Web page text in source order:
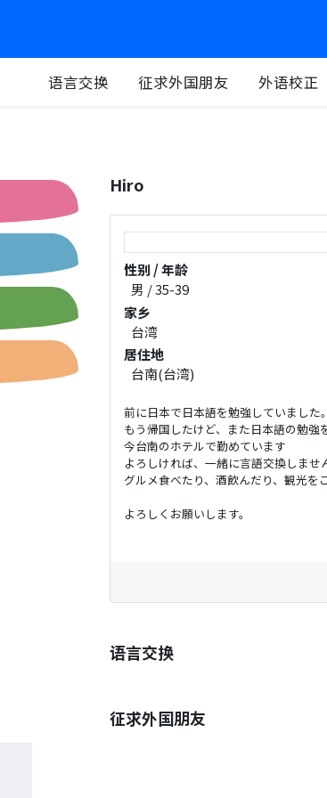
语言交换 征求外国朋友 外语校正
Hiro
性别 / 年龄
男 / 35-39
家乡
台湾
居住地
台南(台湾)
前に日本で日本語を勉強していました。
もう帰国したけど、また日本語の勉
今台南のホテルで勤めています
よろしければ、一緒に言語交換しませ
グルメ食べたり、酒飲んだり、観光を
よろしくお願いします。
语言交换
征求外国朋友